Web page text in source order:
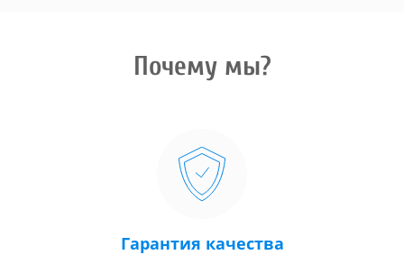
Почему мы?
Гарантия качества